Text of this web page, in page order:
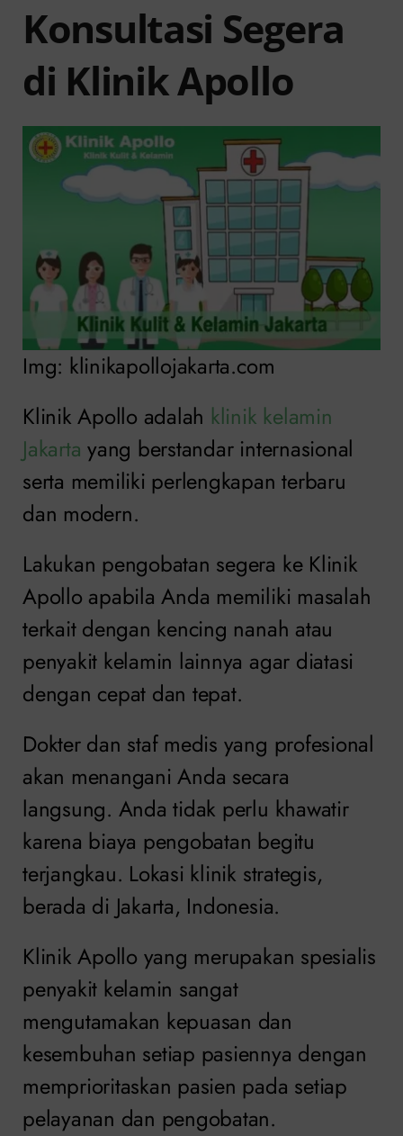
Konsultasi Segera
di Klinik Apollo
Img: klinikapollojakarta.com
Klinik Apollo adalah klinik kelamin
Jakarta yang berstandar internasional
serta memiliki perlengkapan terbaru
dan modern.
Lakukan pengobatan segera ke Klinik
Apollo apabila Anda memiliki masalah
terkait dengan kencing nanah atau
penyakit kelamin lainnya agar diatasi
dengan cepat dan tepat.
Dokter dan staf medis yang profesional
akan menangani Anda secara
langsung. Anda tidak perlu khawatir
karena biaya pengobatan begitu
terjangkau. Lokasi klinik strategis,
berada di Jakarta, Indonesia.
Klinik Apollo yang merupakan spesialis
penyakit kelamin sangat
mengutamakan kepuasan dan
kesembuhan setiap pasiennya dengan
memprioritaskan pasien pada setiap
pelayanan dan pengobatan.